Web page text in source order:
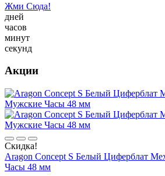
Жми Сюда!
дней
часов
минут
секунд
Акции
Скидка!
Aragon Concept S Белый Циферблат
Часы 48 мм